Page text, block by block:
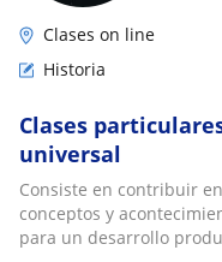
Clases on line
Historia
Clases
universal
Consiste en contribuir
conceptos y
para un desarrollo